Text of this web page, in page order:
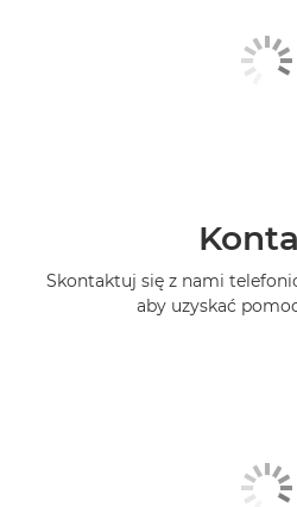
Skontaktuj się z nami
aby uzyskać